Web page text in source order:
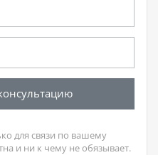
для связи по вашему
и ни к чему не обязывает.